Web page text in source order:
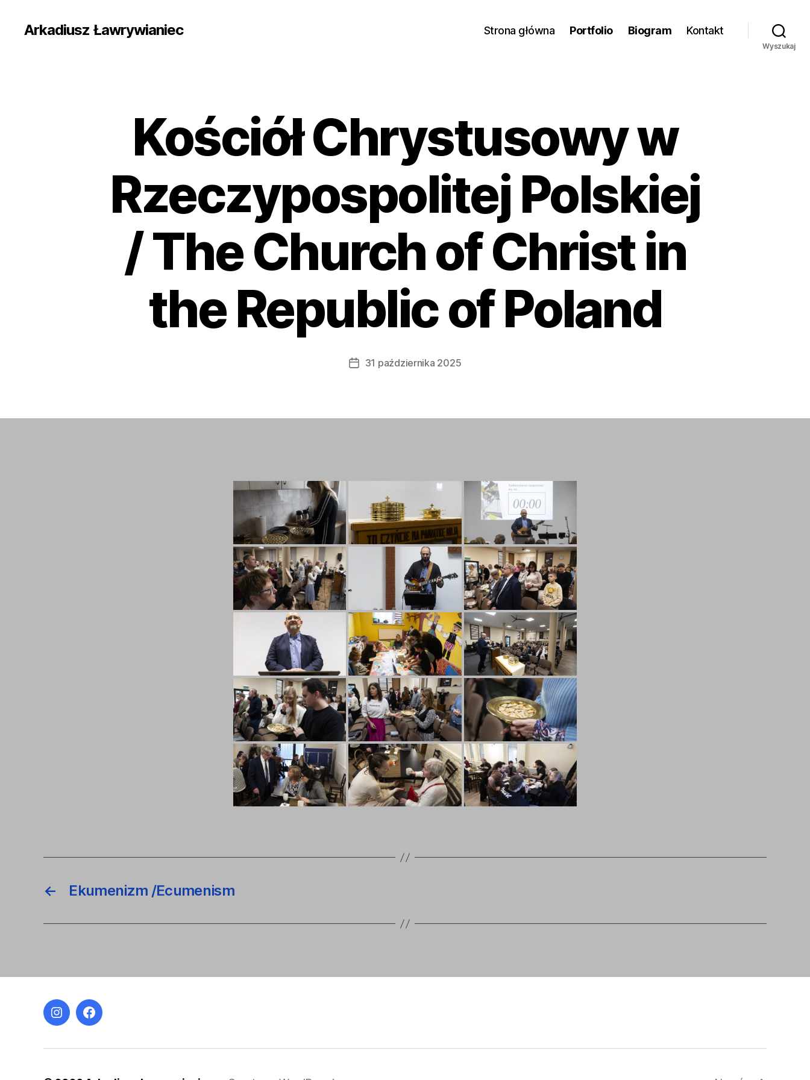
Arkadiusz Ławrywianiec Strona główna Portfolio Biogram Kontakt
Wyszukaj
Kościół Chrystusowy w
Rzeczypospolitej Polskiej
/ The Church of Christ in
the Republic of Poland
Data31 października 2025
← Ekumenizm /Ecumenism
InstagramFacebook